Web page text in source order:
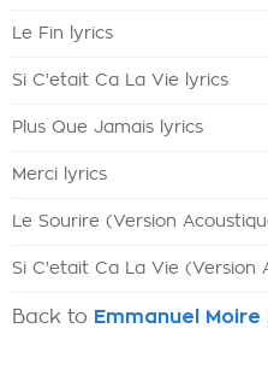
Le Fin lyrics
Si C'etait Ca La Vie lyrics
Plus Que Jamais lyrics
Merci lyrics
Le Sourire (Version
Si C'etait Ca La Vie (Version
Back to Emmanuel Moire